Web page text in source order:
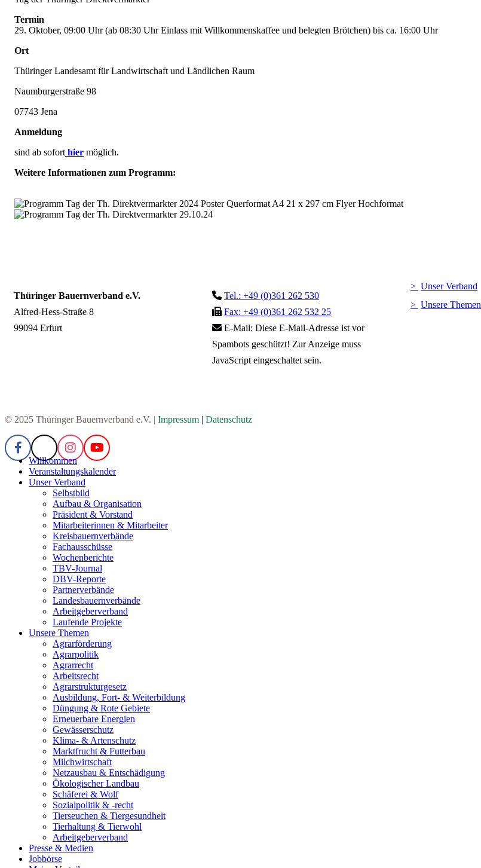
Termin
29. Oktober, 09:00 Uhr (ab 08:30 Uhr Einlass mit Willkommenskaffee und belegten Brötchen) bis ca. 16:00 Uhr
Ort
Thüringer Landesamt für Landwirtschaft und Ländlichen Raum
Naumburgerstraße 98
07743 Jena
Anmeldung
sind ab sofort hier möglich.
Weitere Informationen zum Programm:
Thüringer Bauernverband e.V.
Alfred-Hess-Straße 8
99094 Erfurt
Tel.: +49 (0)361 262 530
Fax: +49 (0)361 262 532 25
E-Mail: Diese E-Mail-Adresse ist vor
Spambots geschützt! Zur Anzeige muss
JavaScript eingeschaltet sein.
Unser Verband
Unsere Themen
© 2025 Thüringer Bauernverband e.V. | Impressum | Datenschutz
Willkommen
Veranstaltungskalender
Unser Verband
Selbstbild
Aufbau & Organisation
Präsident & Vorstand
Mitarbeiterinnen & Mitarbeiter
Kreisbauernverbände
Fachausschüsse
Wochenberichte
TBV-Journal
DBV-Reporte
Partnerverbände
Landesbauernverbände
Arbeitgeberverband
Laufende Projekte
Unsere Themen
Agrarförderung
Agrarpolitik
Agrarrecht
Arbeitsrecht
Agrarstrukturgesetz
Ausbildung, Fort- & Weiterbildung
Düngung & Rote Gebiete
Erneuerbare Energien
Gewässerschutz
Klima- & Artenschutz
Marktfrucht & Futterbau
Milchwirtschaft
Netzausbau & Entschädigung
Ökologischer Landbau
Schäferei & Wolf
Sozialpolitik & -recht
Tierseuchen & Tiergesundheit
Tierhaltung & Tierwohl
Arbeitgeberverband
Presse & Medien
Jobbörse